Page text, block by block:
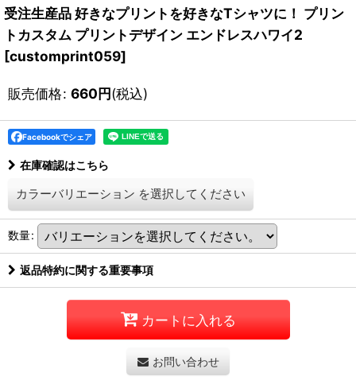
受注生産品 好きなプリントを好きなTシャツに！ プリン
トカスタム プリントデザイン エンドレスハワイ2
[customprint059]
販売価格: 660円(税込)
Facebookでシェア
在庫確認はこちら
カラーバリエーション を選択してください
数量:
返品特約に関する重要事項
カートに入れる
お問い合わせ